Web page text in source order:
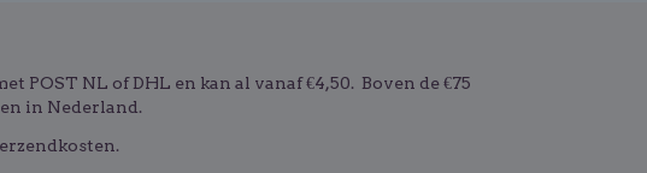
POST NL of DHL en kan al vanaf €4,50. Boven de €75
in Nederland.